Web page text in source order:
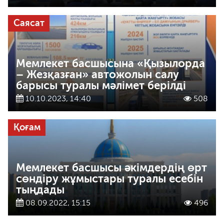
Саясат
Мемлекет басшысына «Қызылорда
– Жезқазған» автожолын салу
барысы туралы мәлімет берілді
10.10.2023, 14:40 508
Қоғам
Мемлекет басшысы әкімдердің өрт
сөндіру жұмыстары туралы есебін
тыңдады
08.09.2022, 15:15 496